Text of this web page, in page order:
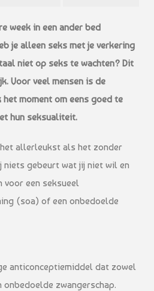
week in een ander bed
je alleen seks met je verkering
niet op seks te wachten? Dit
Voor veel mensen is de
moment om eens goed te
hun seksualiteit.
allerleukst als het zonder
niets gebeurt wat jij niet wil en
voor een seksueel
(soa) of een onbedoelde
anticonceptiemiddel dat zowel
zwangerschap.